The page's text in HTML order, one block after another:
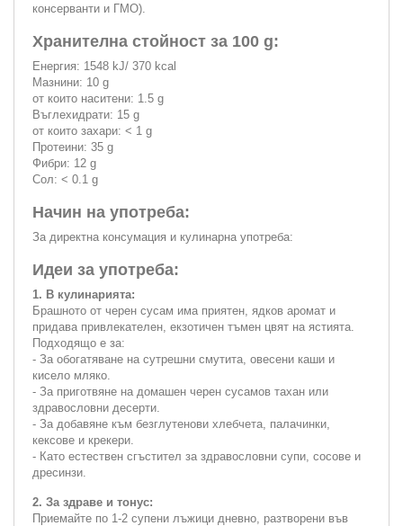
консерванти и ГМО).
Хранителна стойност за 100 g:
Енергия: 1548 kJ/ 370 kcal
Мазнини: 10 g
от които наситени: 1.5 g
Въглехидрати: 15 g
от които захари: < 1 g
Протеини: 35 g
Фибри: 12 g
Сол: < 0.1 g
Начин на употреба:
За директна консумация и кулинарна употреба:
Идеи за употреба:
1. В кулинарията:
Брашното от черен сусам има приятен, ядков аромат и
придава привлекателен, екзотичен тъмен цвят на ястията.
Подходящо е за:
- За обогатяване на сутрешни смутита, овесени каши и
кисело мляко.
- За приготвяне на домашен черен сусамов тахан или
здравословни десерти.
- За добавяне към безглутенови хлебчета, палачинки,
кексове и крекери.
- Като естествен сгъстител за здравословни супи, сосове и
дресинзи.
2. За здраве и тонус:
Приемайте по 1-2 супени лъжици дневно, разтворени във